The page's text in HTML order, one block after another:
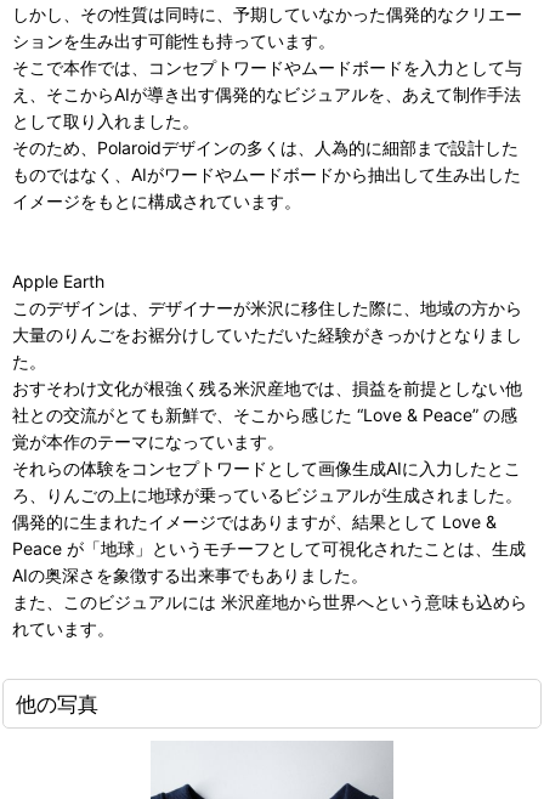
しかし、その性質は同時に、予期していなかった偶発的なクリエー
ションを生み出す可能性も持っています。
そこで本作では、コンセプトワードやムードボードを入力として与
え、そこからAIが導き出す偶発的なビジュアルを、あえて制作手法
として取り入れました。
そのため、Polaroidデザインの多くは、人為的に細部まで設計した
ものではなく、AIがワードやムードボードから抽出して生み出した
イメージをもとに構成されています。
Apple Earth
このデザインは、デザイナーが米沢に移住した際に、地域の方から
大量のりんごをお裾分けしていただいた経験がきっかけとなりまし
た。
おすそわけ文化が根強く残る米沢産地では、損益を前提としない他
社との交流がとても新鮮で、そこから感じた “Love & Peace” の感
覚が本作のテーマになっています。
それらの体験をコンセプトワードとして画像生成AIに入力したとこ
ろ、りんごの上に地球が乗っているビジュアルが生成されました。
偶発的に生まれたイメージではありますが、結果として Love &
Peace が「地球」というモチーフとして可視化されたことは、生成
AIの奥深さを象徴する出来事でもありました。
また、このビジュアルには 米沢産地から世界へという意味も込めら
れています。
他の写真